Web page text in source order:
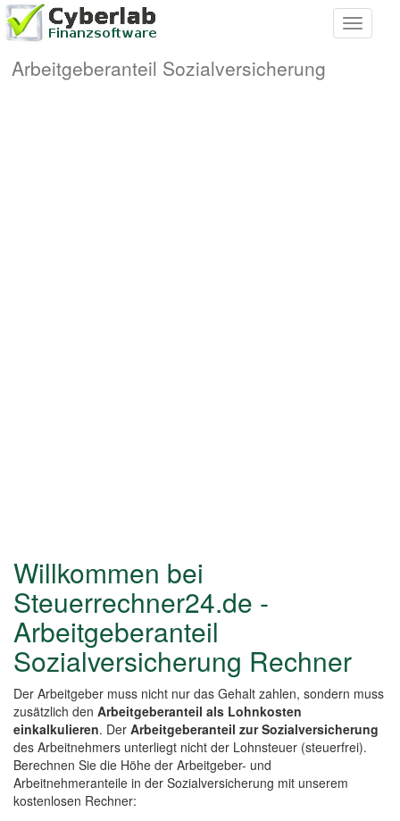
Toggle
Arbeitgeberanteil Sozialversicherung
Willkommen bei
Steuerrechner24.de -
Arbeitgeberanteil
Sozialversicherung Rechner
Der Arbeitgeber muss nicht nur das Gehalt zahlen, sondern muss
zusätzlich den Arbeitgeberanteil als Lohnkosten
einkalkulieren. Der Arbeitgeberanteil zur Sozialversicherung
des Arbeitnehmers unterliegt nicht der Lohnsteuer (steuerfrei).
Berechnen Sie die Höhe der Arbeitgeber- und
Arbeitnehmeranteile in der Sozialversicherung mit unserem
kostenlosen Rechner: